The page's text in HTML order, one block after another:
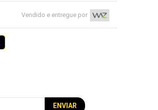
Vendido e entregue por
ENVIAR